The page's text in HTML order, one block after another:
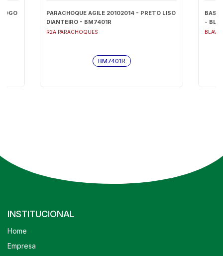
PARACHOQUE AGILE 20102014 - PRETO LISO
DIANTEIRO - BM7401R
R2A PARACHOQUES
BM7401R
BASE
-
INSTITUCIONAL
Home
Empresa